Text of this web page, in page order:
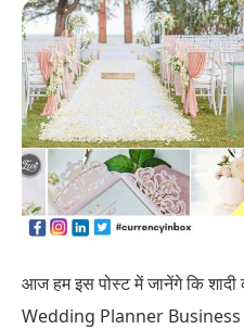
आज हम इस पोस्ट में जानेंगे कि
Wedding Planner